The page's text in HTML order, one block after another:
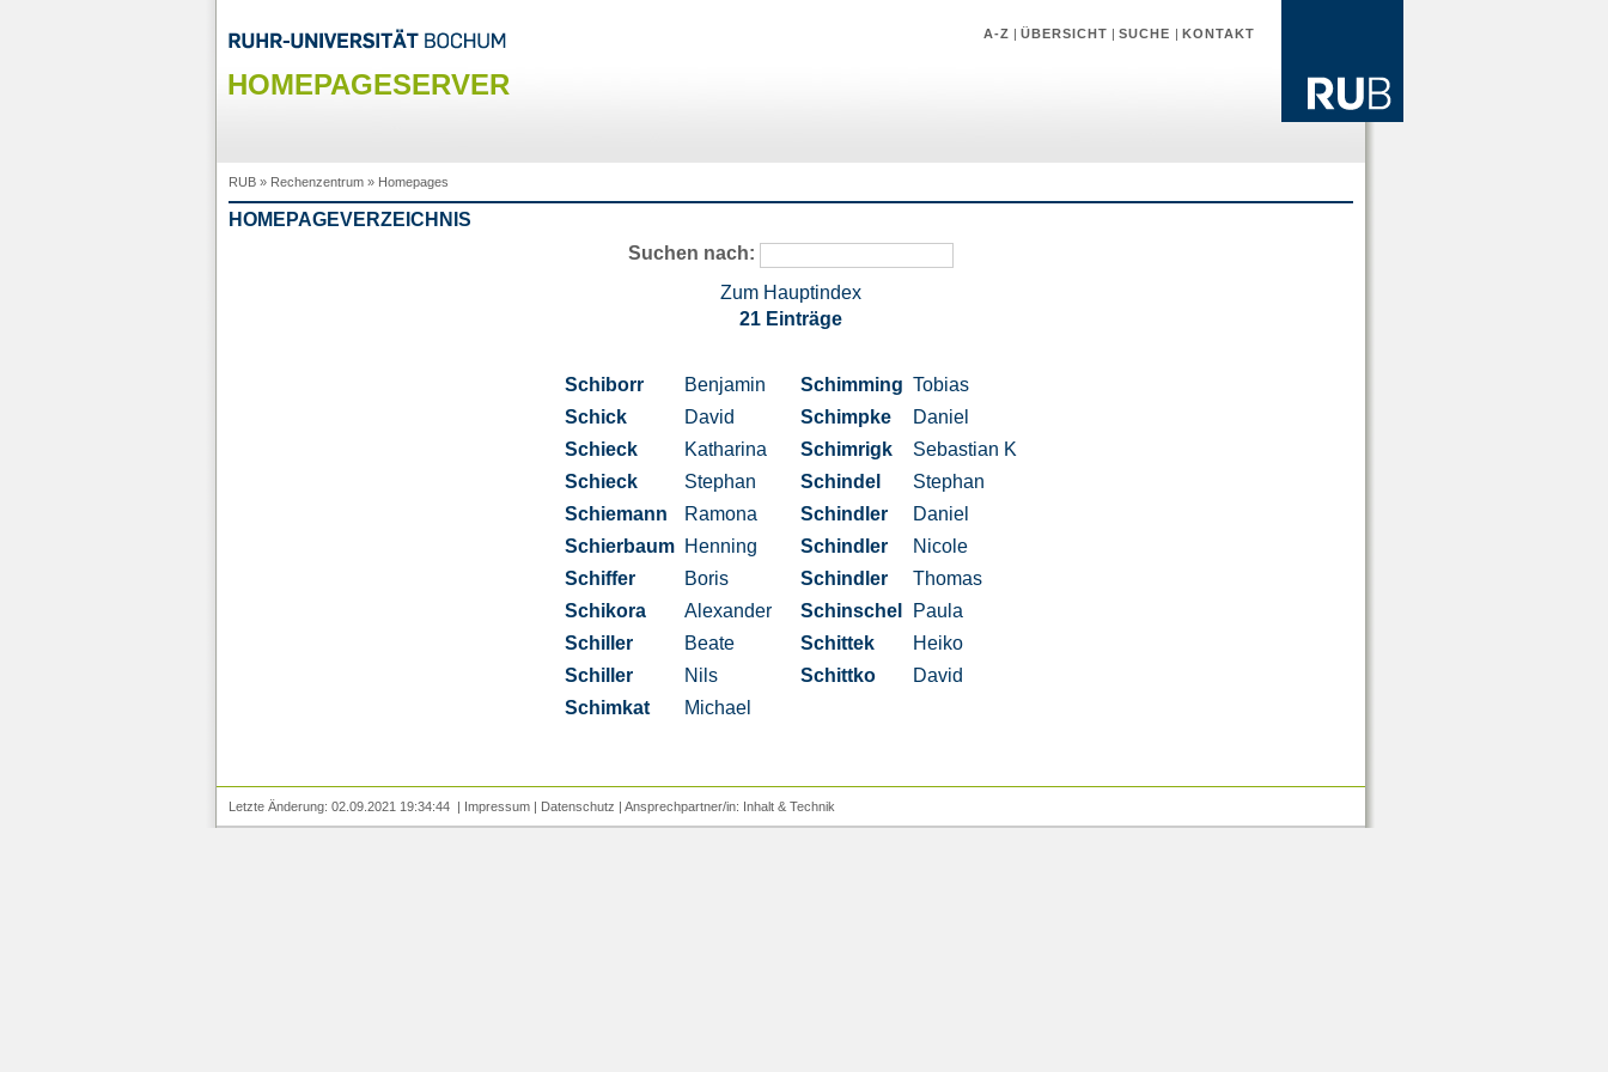
A-Z |ÜBERSICHT |SUCHE |KONTAKT
HOMEPAGESERVER
RUB» Rechenzentrum» Homepages
HOMEPAGEVERZEICHNIS
Suchen nach:
Zum Hauptindex
21 Einträge
Schiborr
Benjamin
Schick
David
Schieck
Katharina
Schieck
Stephan
Schiemann
Ramona
Schierbaum Henning
Schiffer
Boris
Schikora
Alexander
Schiller
Beate
Schiller
Nils
Schimkat
Michael
Schimming Tobias
Schimpke
Daniel
Schimrigk
Sebastian K
Schindel
Stephan
Schindler
Daniel
Schindler
Nicole
Schindler
Thomas
Schinschel Paula
Schittek
Heiko
Schittko
David
Letzte Änderung: 02.09.2021 19:34:44 | Impressum| Datenschutz | Ansprechpartner/in: Inhalt& Technik